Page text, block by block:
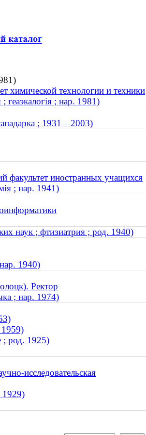
химической технологии и техники
геаэкалогія ; нар. 1981)
; 1931—2003)
факультет иностранных учащихся
; нар. 1941)
наук ; фтизиатрия ; род. 1940)
1940)
Ректор
; нар. 1974)
1959)
; род. 1925)
исследовательская
1929)